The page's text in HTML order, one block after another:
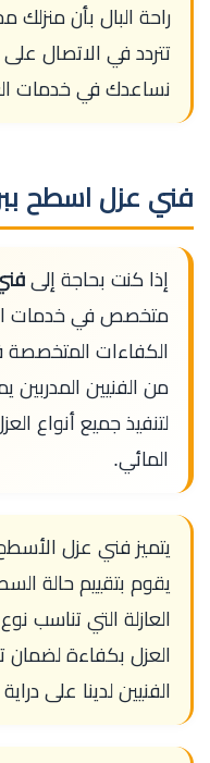
راحة البال بأن
نساعدك في خدمات
فني عزل اسطح
إذا كنت بحاجة إلى
متخصص في خدمات
الكفاءات
من الفنيين المدربين
لتنفيذ جميع أنواع
المائي.
يتميز فني عزل الأسطح
يقوم بتقييم حالة
العازلة التي تناسب
العزل بكفاءة لضمان
الفنيين لدينا على